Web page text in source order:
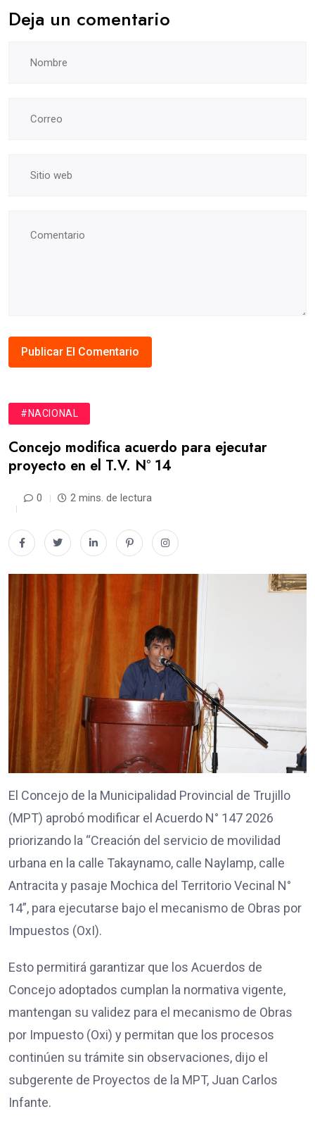
Deja un comentario
#NACIONAL
Concejo modifica acuerdo para ejecutar
proyecto en el T.V. N° 14
0 2 mins. de lectura
El Concejo de la Municipalidad Provincial de Trujillo
(MPT) aprobó modificar el Acuerdo N° 147 2026
priorizando la “Creación del servicio de movilidad
urbana en la calle Takaynamo, calle Naylamp, calle
Antracita y pasaje Mochica del Territorio Vecinal N°
14”, para ejecutarse bajo el mecanismo de Obras por
Impuestos (OxI).
Esto permitirá garantizar que los Acuerdos de
Concejo adoptados cumplan la normativa vigente,
mantengan su validez para el mecanismo de Obras
por Impuesto (Oxi) y permitan que los procesos
continúen su trámite sin observaciones, dijo el
subgerente de Proyectos de la MPT, Juan Carlos
Infante.